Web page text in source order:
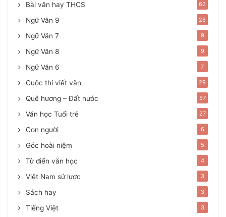
Bài văn hay THCS 62
Ngữ Văn 9 28
Ngữ Văn 7 9
Ngữ Văn 8 9
Ngữ Văn 6 7
Cuộc thi viết văn 29
Quê hương – Đất nước 57
Văn học Tuổi trẻ 27
Con người 6
Góc hoài niệm 5
Từ điển văn học 4
Việt Nam sử lược 3
Sách hay 3
Tiếng Việt 3